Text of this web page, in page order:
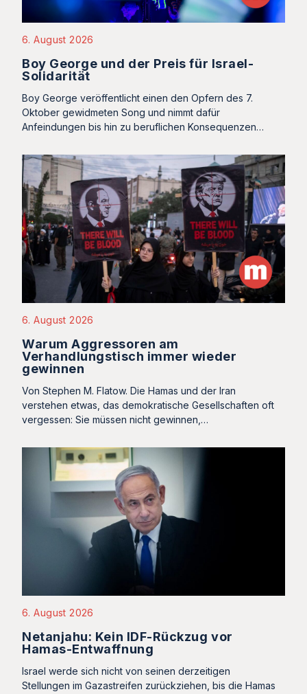
6. August 2026
Boy George und der Preis für Israel-
Solidarität
Boy George veröffentlicht einen den Opfern des 7.
Oktober gewidmeten Song und nimmt dafür
Anfeindungen bis hin zu beruflichen Konsequenzen…
6. August 2026
Warum Aggressoren am
Verhandlungstisch immer wieder
gewinnen
Von Stephen M. Flatow. Die Hamas und der Iran
verstehen etwas, das demokratische Gesellschaften oft
vergessen: Sie müssen nicht gewinnen,…
6. August 2026
Netanjahu: Kein IDF-Rückzug vor
Hamas-Entwaffnung
Israel werde sich nicht von seinen derzeitigen
Stellungen im Gazastreifen zurückziehen, bis die Hamas